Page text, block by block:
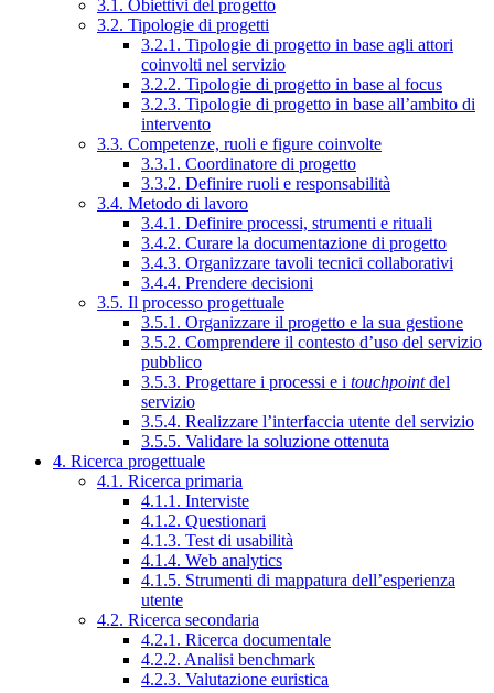
3.1. Obiettivi del progetto
3.2. Tipologie di progetti
3.2.1. Tipologie di progetto in base agli attori
coinvolti nel servizio
3.2.2. Tipologie di progetto in base al focus
3.2.3. Tipologie di progetto in base all’ambito di
intervento
3.3. Competenze, ruoli e figure coinvolte
3.3.1. Coordinatore di progetto
3.3.2. Definire ruoli e responsabilità
3.4. Metodo di lavoro
3.4.1. Definire processi, strumenti e rituali
3.4.2. Curare la documentazione di progetto
3.4.3. Organizzare tavoli tecnici collaborativi
3.4.4. Prendere decisioni
3.5. Il processo progettuale
3.5.1. Organizzare il progetto e la sua gestione
3.5.2. Comprendere il contesto d’uso del servizio
pubblico
3.5.3. Progettare i processi e i touchpointdel
servizio
3.5.4. Realizzare l’interfaccia utente del servizio
3.5.5. Validare la soluzione ottenuta
4. Ricerca progettuale
4.1. Ricerca primaria
4.1.1. Interviste
4.1.2. Questionari
4.1.3. Test di usabilità
4.1.4. Web analytics
4.1.5. Strumenti di mappatura dell’esperienza
utente
4.2. Ricerca secondaria
4.2.1. Ricerca documentale
4.2.2. Analisi benchmark
4.2.3. Valutazione euristica